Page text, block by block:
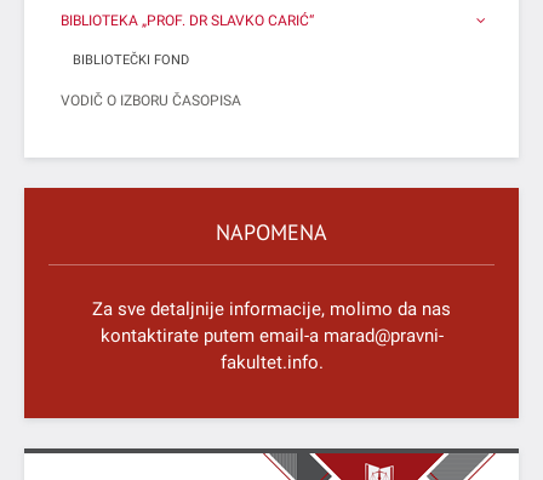
BIBLIOTEKA „PROF. DR SLAVKO CARIĆ“
BIBLIOTEČKI FOND
VODIČ O IZBORU ČASOPISA
NAPOMENA
Za sve detaljnije informacije, molimo da nas
kontaktirate putem email-a marad@pravni-
fakultet.info.